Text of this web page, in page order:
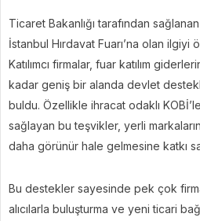
Ticaret Bakanlığı tarafından
İstanbul Hırdavat Fuarı’na olan ilgiyi
Katılımcı firmalar, fuar katılım
kadar geniş bir alanda devlet
buldu. Özellikle ihracat odaklı
sağlayan bu teşvikler, yerli
daha görünür hale gelmesine katkı
Bu destekler sayesinde pek çok
alıcılarla buluşturma ve yeni ticari